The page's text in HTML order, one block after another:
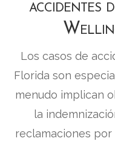
accidentes
Los casos de
Florida son
menudo implican
la
reclamaciones